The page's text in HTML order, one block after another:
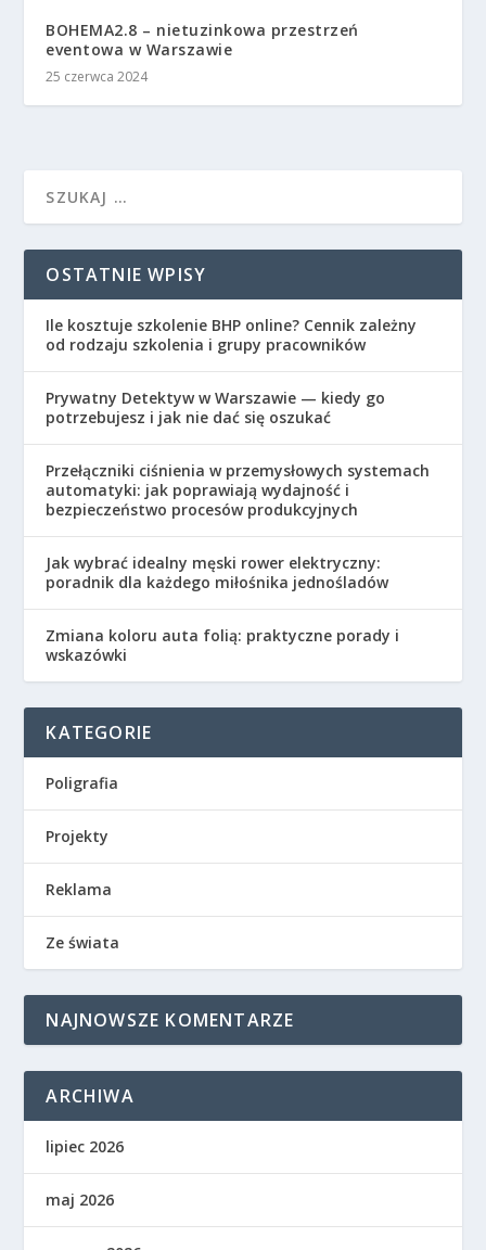
BOHEMA2.8 – nietuzinkowa przestrzeń
eventowa w Warszawie
25 czerwca 2024
OSTATNIE WPISY
Ile kosztuje szkolenie BHP online? Cennik zależny
od rodzaju szkolenia i grupy pracowników
Prywatny Detektyw w Warszawie — kiedy go
potrzebujesz i jak nie dać się oszukać
Przełączniki ciśnienia w przemysłowych systemach
automatyki: jak poprawiają wydajność i
bezpieczeństwo procesów produkcyjnych
Jak wybrać idealny męski rower elektryczny:
poradnik dla każdego miłośnika jednośladów
Zmiana koloru auta folią: praktyczne porady i
wskazówki
KATEGORIE
Poligrafia
Projekty
Reklama
Ze świata
NAJNOWSZE KOMENTARZE
ARCHIWA
lipiec 2026
maj 2026